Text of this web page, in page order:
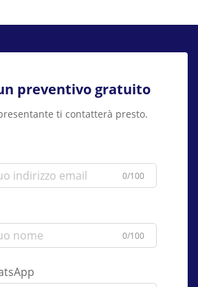
preventivo gratuito
ti contatterà presto.
0/100
0/100